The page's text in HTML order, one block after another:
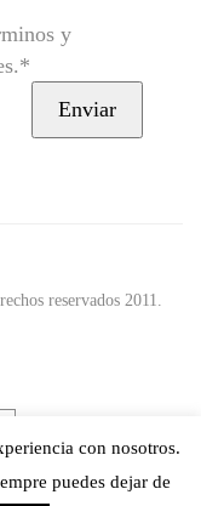
y
reservados 2011.
con nosotros.
puedes dejar de